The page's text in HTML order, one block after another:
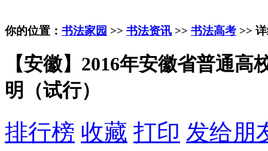
你的位置： 书法家园 >> 书法资讯 >> 书法高考 >>
【安徽】2016年安徽省普通
明（试行）
排行榜 收藏 打印 发给朋